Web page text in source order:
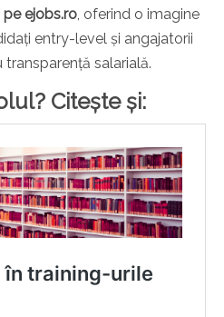
pe ejobs.ro, oferind o imagine
entry-level și angajatorii
salarială.
Citește și: